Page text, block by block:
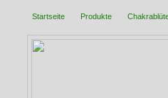
Startseite Produkte